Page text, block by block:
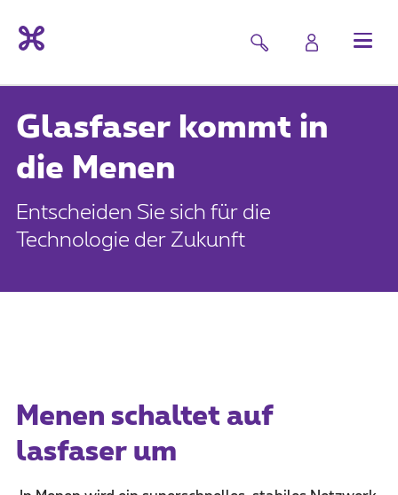
Glasfaser kommt in
die Menen
Entscheiden Sie sich für die
Technologie der Zukunft
Menen schaltet auf
lasfaser um